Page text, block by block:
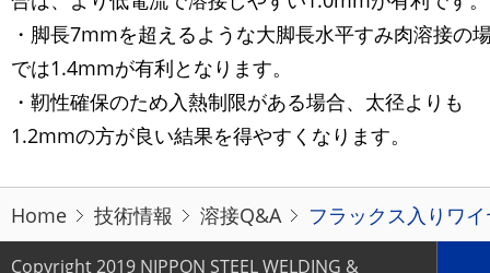
Home 技術情報 溶接Q&A フラックス入りワ
・脚長7mmを超えるような大脚長水平すみ肉溶接の
では1.4mmが有利となります。
・靭性確保のため入熱制限がある場合、太径よりも
1.2mmの方が良い結果を得やすくなります。
Copyright 2019 NIPPON STEEL WELDING &